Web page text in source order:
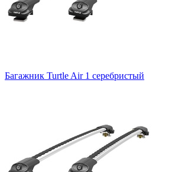
Багажник Turtle Air 1 серебристый